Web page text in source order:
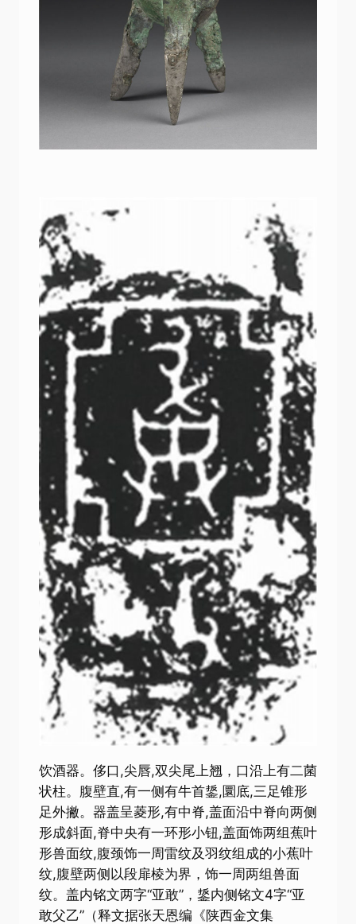
饮酒器。侈口,尖唇,双尖尾上翘，口沿上有二菌
状柱。腹壁直,有一侧有牛首鋬,圜底,三足锥形
足外撇。器盖呈菱形,有中脊,盖面沿中脊向两侧
形成斜面,脊中央有一环形小钮,盖面饰两组蕉叶
形兽面纹,腹颈饰一周雷纹及羽纹组成的小蕉叶
纹,腹壁两侧以段扉棱为界，饰一周两组兽面
纹。盖内铭文两字“亚敢”，鋬内侧铭文4字“亚
敢父乙”（释文据张天恩编《陕西金文集